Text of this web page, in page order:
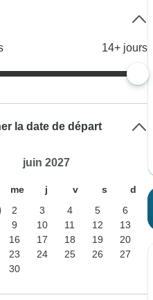
14+ jours
la date de départ
juin 2027
me j v s
d
2 3 4 5
6
9 10 11 12
13
16 17 18 19
20
23 24 25 26
27
30